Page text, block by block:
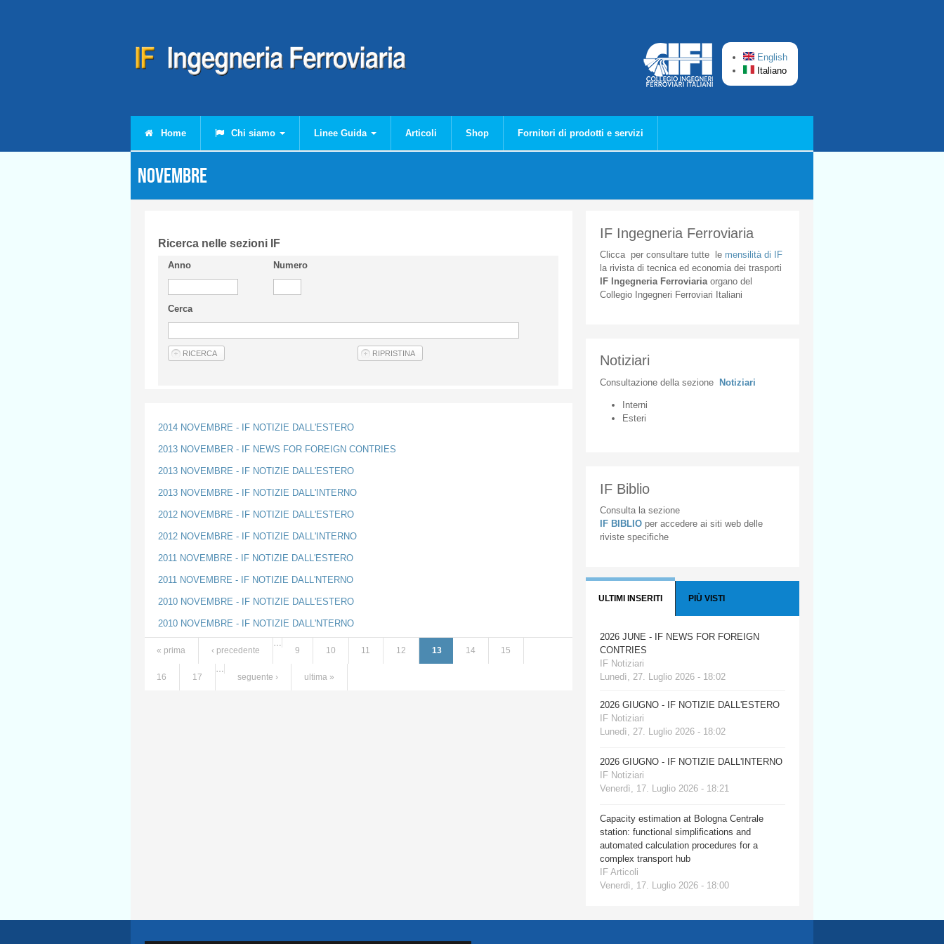
English
Italiano
Home Chi siamo Linee Guida Articoli Shop Fornitori di prodotti e servizi
Novembre
Ricerca nelle sezioni IF
Anno Numero
Cerca
2014 NOVEMBRE - IF NOTIZIE DALL'ESTERO
2013 NOVEMBER - IF NEWS FOR FOREIGN CONTRIES
2013 NOVEMBRE - IF NOTIZIE DALL'ESTERO
2013 NOVEMBRE - IF NOTIZIE DALL'INTERNO
2012 NOVEMBRE - IF NOTIZIE DALL'ESTERO
2012 NOVEMBRE - IF NOTIZIE DALL'INTERNO
2011 NOVEMBRE - IF NOTIZIE DALL'ESTERO
2011 NOVEMBRE - IF NOTIZIE DALL'NTERNO
2010 NOVEMBRE - IF NOTIZIE DALL'ESTERO
2010 NOVEMBRE - IF NOTIZIE DALL'NTERNO
Pagine
« prima ‹ precedente
9
10 11 12 13 14 15
16 17
…
seguente ›
ultima »
IF Ingegneria Ferroviaria
Cliccaper consultare tuttele mensilità di IF
la rivista di tecnica ed economia dei trasporti
IF Ingegneria Ferroviaria organodel
Collegio
Ingegneri Ferroviari Italiani
Notiziari
Consultazione della sezione Notiziari
Interni
Esteri
IF Biblio
Consulta la sezione
IF BIBLIO per accedere ai siti web delle
riviste specifiche
ULTIMI INSERITI PIÙ VISTI
2026 JUNE - IF NEWS FOR FOREIGN
CONTRIES
IF Notiziari
Lunedì, 27. Luglio 2026 - 18:02
2026 GIUGNO - IF NOTIZIE DALL'ESTERO
IF Notiziari
Lunedì, 27. Luglio 2026 - 18:02
2026 GIUGNO - IF NOTIZIE DALL'INTERNO
IF Notiziari
Venerdì, 17. Luglio 2026 - 18:21
Capacity estimation at Bologna Centrale
station: functional simplifications and
automated calculation procedures for a
complex transport hub
IF Articoli
Venerdì, 17. Luglio 2026 - 18:00